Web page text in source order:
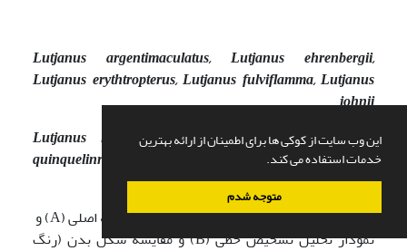
این وب سایت از کوکی ها برای اطمینان از ارائه بهترین
خدمات استفاده می کند.
متوجه شدم
Lutjanus argentimaculatus, Lutjanus ehrenbergii,
Lutjanus erythtropterus,Lutjanus fulviflamma,Lutjanus
johnii
Lutjanus lutjanus,Lutjanus malabaricus,Lutjanus
quinquelinratus,
, Lutjanus russellii,
Lutjanus lemniscatus
شکل 7 - تحلیل ریخت سنجی هندسی شامل مؤلفه اصلی (A) و
نمودار تحلیل تشخیص خطی (B) و مقایسه شکل بدن (رنگ